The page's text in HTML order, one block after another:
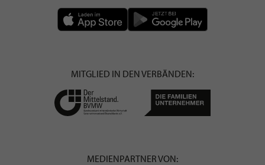
MITGLIED IN DEN VERBÄNDEN:
MEDIENPARTNER VON: